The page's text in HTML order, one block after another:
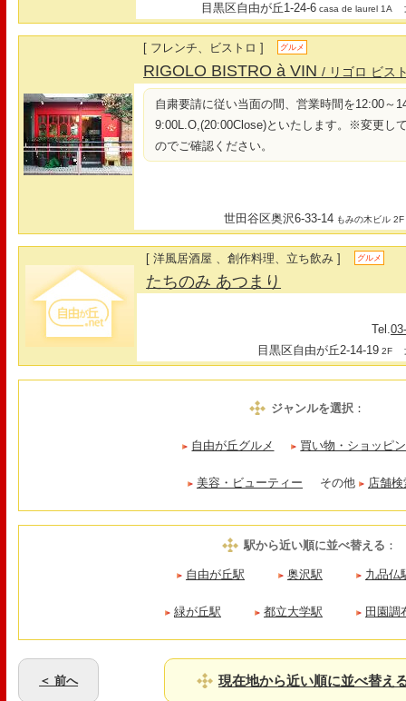
目黒区自由が丘1-24-6 casa de laurel 1A
[ フレンチ、ビストロ ] グルメ
RIGOLO BISTRO à VIN/ リゴロ ビス
自粛要請に従い当面の間、営業時間を12:00～
9:00L.O,(20:00Close)といたします。※変更し
のでご確認ください。
世田谷区奥沢6-33-14 もみの木ビル 2F
[ 洋風居酒屋 、創作料理、立ち飲み ] グルメ
たちのみ あつまり
Tel.
目黒区自由が丘2-14-19 2F
ジャンルを選択：
自由が丘グルメ 買い物・ショッピ
美容・ビューティー その他 店舗
駅から近い順に並べ替える ：
自由が丘駅 奥沢駅 九品仏
緑が丘駅 都立大学駅 田園調
＜ 前へ 現在地から近い順に並べ替え